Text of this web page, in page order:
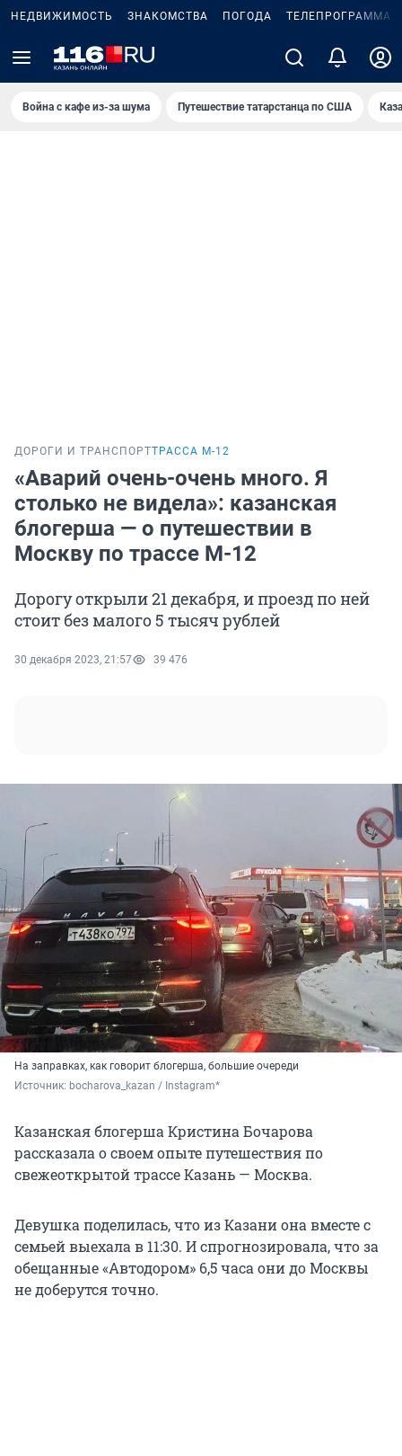
НЕДВИЖИМОСТЬ ЗНАКОМСТВА ПОГОДА ТЕЛЕПРОГРАММА
Война с кафе из-за шума Путешествие татарстанца по США
ДОРОГИ И ТРАНСПОРТТРАССА М-12
«Аварий очень-очень много. Я
столько не видела»: казанская
блогерша — о путешествии в
Москву по трассе М-12
Дорогу открыли 21 декабря, и проезд по ней
стоит без малого 5 тысяч рублей
30 декабря 2023, 21:57 39 476
На заправках, как говорит блогерша, большие очереди
Источник: bocharova_kazan / Instagram*
Казанская блогерша Кристина Бочарова
рассказала о своем опыте путешествия по
свежеоткрытой трассе Казань — Москва.
Девушка поделилась, что из Казани она вместе с
семьей выехала в 11:30. И спрогнозировала, что за
обещанные «Автодором» 6,5 часа они до Москвы
не доберутся точно.